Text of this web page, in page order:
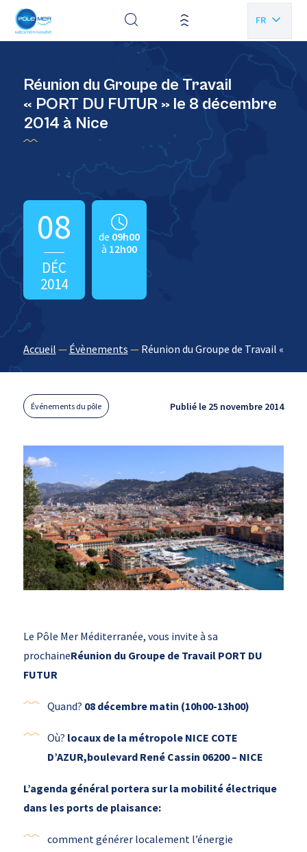
FR
Réunion du Groupe de Travail
« PORT DU FUTUR » le 8 décembre
2014 à Nice
08
DÉC
2014
de 09h00
à 12h00
Accueil — Évènements — Réunion du Groupe de Travail «
Événements du pôle Publié le 25 novembre 2014
Le Pôle Mer Méditerranée, vous invite à sa
prochaineRéunion du Groupe de Travail PORT DU
FUTUR
Quand? 08 décembre matin (10h00-13h00)
Où? locaux de la métropole NICE COTE
D’AZUR,boulevard René Cassin 06200 – NICE
L’agenda général portera sur la mobilité électrique
dans les ports de plaisance:
comment générer localement l’énergie
Panneau de gestion des cookies